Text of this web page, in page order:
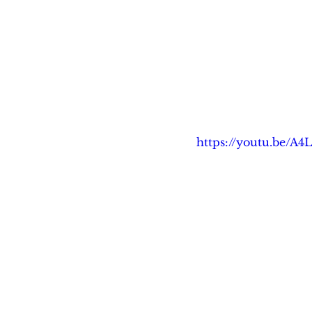
https://youtu.be/